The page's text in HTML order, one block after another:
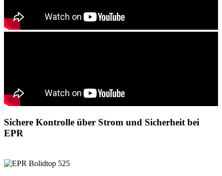
Sichere Kontrolle über Strom und Sicherheit bei
EPR